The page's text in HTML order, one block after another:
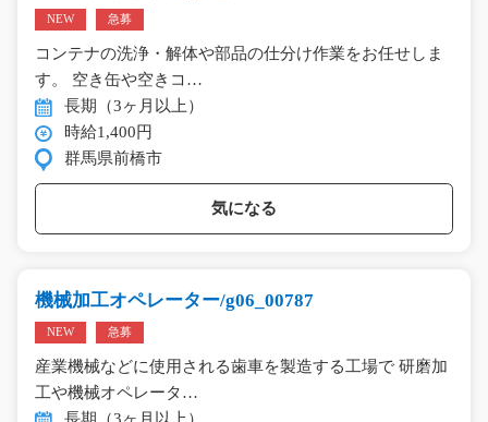
NEW 急募
コンテナの洗浄・解体や部品の仕分け作業をお任せしま
す。 空き缶や空きコ…
長期（3ヶ月以上）
時給1,400円
群馬県前橋市
気になる
機械加工オペレーター/g06_00787
NEW 急募
産業機械などに使用される歯車を製造する工場で 研磨加
工や機械オペレータ…
長期（3ヶ月以上）